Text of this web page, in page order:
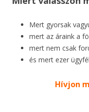
Mert gyorsak
mert az áraink a
mert nem csak
és mert ezer
Hívjon